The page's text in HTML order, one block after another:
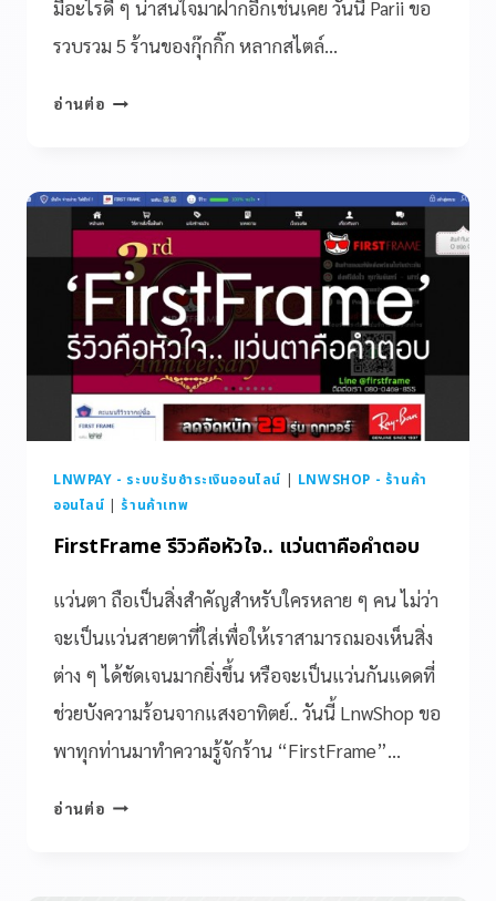
มีอะไรดี ๆ น่าสนใจมาฝากอีกเช่นเคย วันนี้ Parii ขอ
รวบรวม 5 ร้านของกุ๊กกิ๊ก หลากสไตล์…
อ่านต่อ
LNWPAY - ระบบรับชำระเงินออนไลน์ | LNWSHOP - ร้านค้า
ออนไลน์ | ร้านค้าเทพ
FirstFrame รีวิวคือหัวใจ.. แว่นตาคือคำตอบ
แว่นตา ถือเป็นสิ่งสำคัญสำหรับใครหลาย ๆ คน ไม่ว่า
จะเป็นแว่นสายตาที่ใส่เพื่อให้เราสามารถมองเห็นสิ่ง
ต่าง ๆ ได้ชัดเจนมากยิ่งขึ้น หรือจะเป็นแว่นกันแดดที่
ช่วยบังความร้อนจากแสงอาทิตย์.. วันนี้ LnwShop ขอ
พาทุกท่านมาทำความรู้จักร้าน “FirstFrame”…
อ่านต่อ